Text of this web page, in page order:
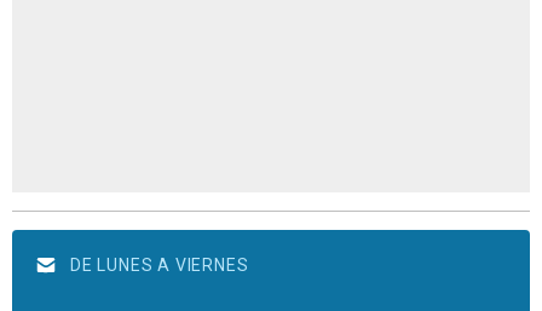
DE LUNES A VIERNES